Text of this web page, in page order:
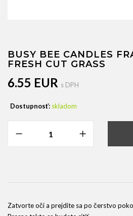
BUSY BEE CANDLES
FRESH CUT GRASS
6.55 EUR s DPH
Dostupnosť: skladom
Zatvorte oči a prejdite sa po čerstvo